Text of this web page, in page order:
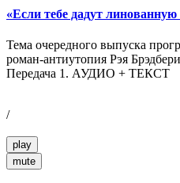
«Если тебе дадут
Тема очередного выпуска
роман-антиутопия Рэя
Передача 1. АУДИО + ТЕКСТ
/
play
mute